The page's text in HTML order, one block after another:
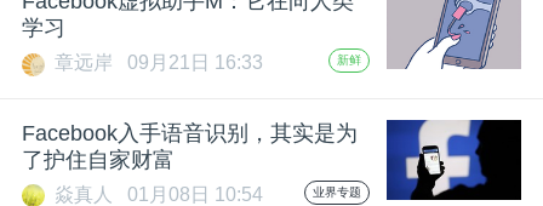
课
学习
章远岸 09月21日 16:33 新鲜
Facebook入手语音识别，其实是为
了护住自家财富
焱真人 01月08日 10:54 业界专题